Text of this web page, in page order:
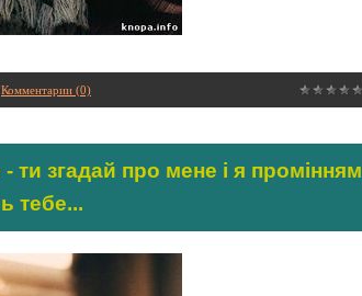
Комментарии (0)
згадай про мене і я промінням
тебе...